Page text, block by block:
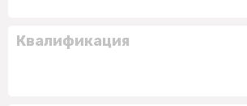
Квалификация